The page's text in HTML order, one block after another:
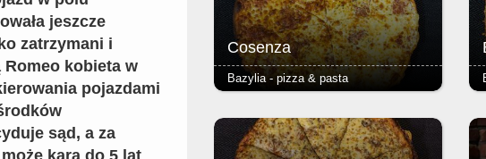
jeszcze
zatrzymani i
Romeo kobieta w
pojazdami
sąd, a za
kara do 5 lat
Cosenza
jest Margherita (sos pomidorowy, ser i
oregano) - ciasto puszyste lub razowe,
grube lub cienkie - dodatkowy ser 2,50
Bazylia - pizza & pasta